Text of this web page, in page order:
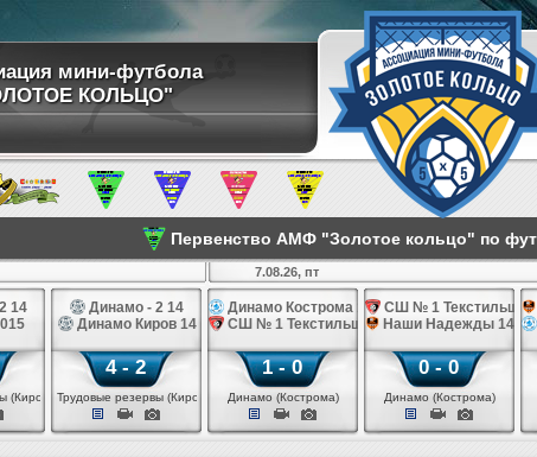
мини-футбола
КОЛЬЦО"
Первенство АМФ "Золотое кольцо" по
14
(Киров)
Динамо - 2 14
Динамо Киров 14
4 - 2
Трудовые резервы (Киров)
7.08.26, пт
Динамо Кострома 14
СШ № 1 Текстильщик 14
1 - 0
Динамо (Кострома)
СШ № 1 Текстильщик
Наши Надежды 14
0 - 0
Динамо (Кострома)